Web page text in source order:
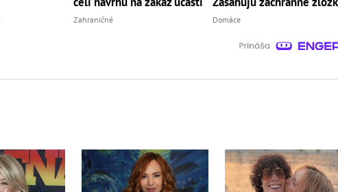
Zahraničné Domáce